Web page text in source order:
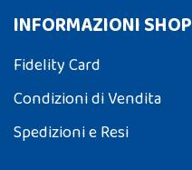
INFORMAZIONI SHOP
Fidelity Card
Condizioni di Vendita
Spedizioni e Resi